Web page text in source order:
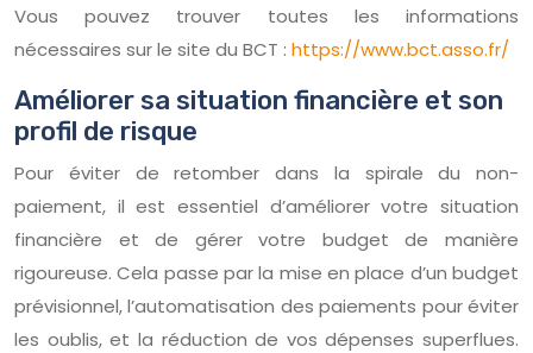
Vous pouvez trouver toutes les informations
nécessaires sur le site du BCT : https://www.bct.asso.fr/
Améliorer sa situation financière et son
profil de risque
Pour éviter de retomber dans la spirale du non-
paiement, il est essentiel d’améliorer votre situation
financière et de gérer votre budget de manière
rigoureuse. Cela passe par la mise en place d’un budget
prévisionnel, l’automatisation des paiements pour éviter
les oublis, et la réduction de vos dépenses superflues.